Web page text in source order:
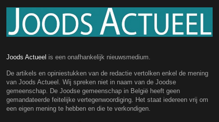
Joods Actueel is een onafhankelijk nieuwsmedium.
De artikels en opiniestukken van de redactie vertolken enkel de mening
van Joods Actueel. Wij spreken niet in naam van de Joodse
gemeenschap. De Joodse gemeenschap in België heeft geen
gemandateerde feitelijke vertegenwoordiging. Het staat iedereen vrij om
een eigen mening te hebben en die te verkondigen.